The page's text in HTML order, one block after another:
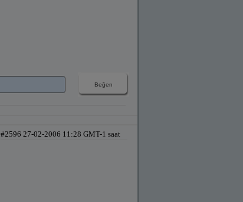
#2596 27-02-2006 11:28 GMT-1 saat